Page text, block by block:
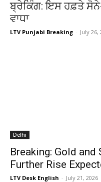
ਬ੍ਰੇਕਿੰਗ: ਇਸ ਹਫ਼ਤੇ
ਵਾਧਾ
LTV Punjabi Breaking - July 26,
Delhi
Breaking: Gold
Further Rise
LTV Desk English - July 21, 2026